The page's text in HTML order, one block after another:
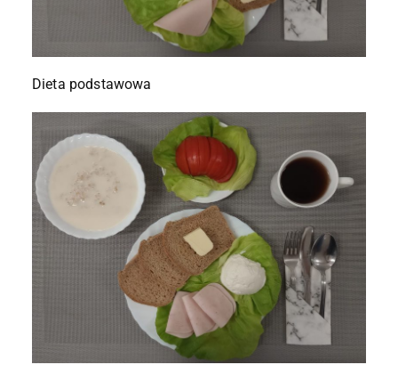
Dieta podstawowa